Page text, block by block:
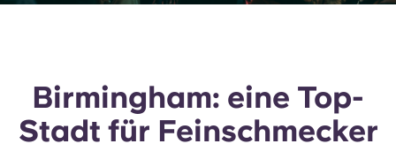
Birmingham: eine Top-
Stadt für Feinschmecker